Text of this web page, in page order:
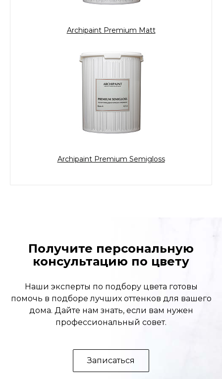
Archipaint Premium Matt
Archipaint Premium Semigloss
Получите персональную
консультацию по цвету
Наши эксперты по подбору цвета готовы
помочь в подборе лучших оттенков для вашего
дома. Дайте нам знать, если вам нужен
профессиональный совет.
Записаться